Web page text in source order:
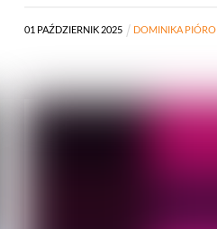
01 PAŹDZIERNIK 2025 DOMINIKA PIÓRO